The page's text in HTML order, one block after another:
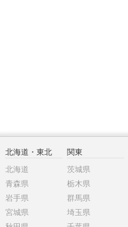
北海道・東北
北海道
青森県
岩手県
宮城県
関東
茨城県
栃木県
群馬県
埼玉県